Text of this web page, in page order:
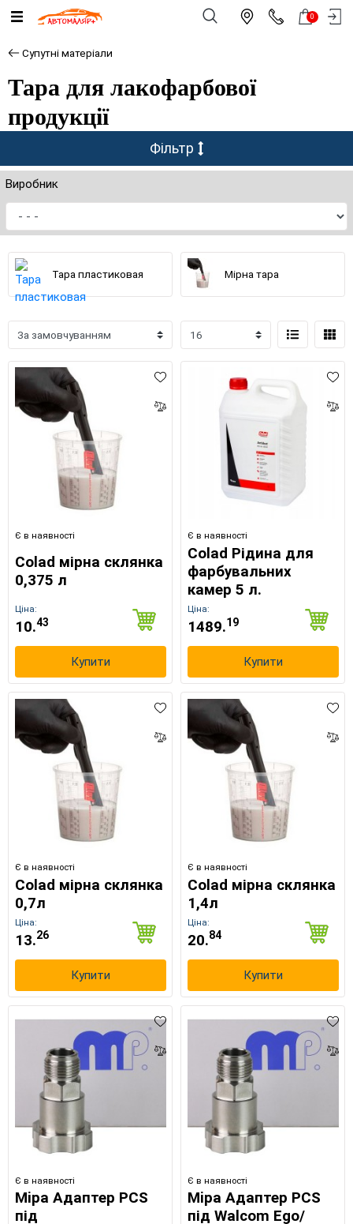
0
Супутні матеріали
Тара для лакофарбової
продукції
Фільтр
Виробник
Тара пластиковая Мірна тара
Є в наявності
Colad мірна склянка
0,375 л
Ціна:
10.43
Купити
Є в наявності
Colad Рідина для
фарбувальних
камер 5 л.
Ціна:
1489.19
Купити
Є в наявності
Colad мірна склянка
0,7л
Ціна:
13.26
Купити
Є в наявності
Colad мірна склянка
1,4л
Ціна:
20.84
Купити
Є в наявності
Mipa Адаптер PCS
під
Є в наявності
Mipa Адаптер PCS
під Walcom Ego/